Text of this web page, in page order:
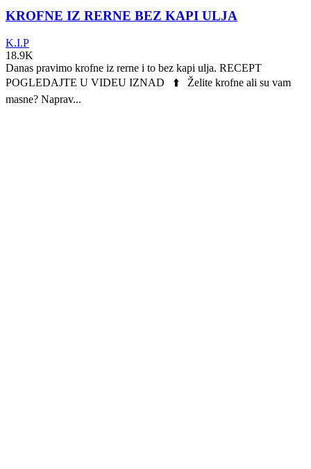
KROFNE IZ RERNE BEZ KAPI ULJA
K.I.P
18.9K
Danas pravimo krofne iz rerne i to bez kapi ulja. RECEPT
POGLEDAJTE U VIDEU IZNAD ⬆️ Želite krofne ali su vam
masne? Naprav...